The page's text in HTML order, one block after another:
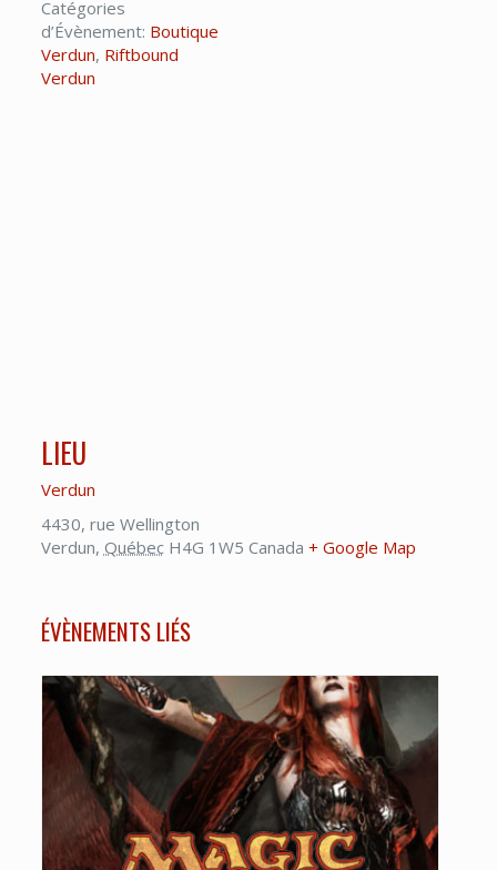
Catégories
d’Évènement: Boutique
Verdun, Riftbound
Verdun
LIEU
Verdun
4430, rue Wellington
Verdun, Québec H4G 1W5 Canada + Google Map
ÉVÈNEMENTS LIÉS